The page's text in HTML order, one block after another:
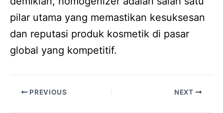
pilar utama yang memastikan kesuksesan
dan reputasi produk kosmetik di pasar
global yang kompetitif.
PREVIOUS NEXT